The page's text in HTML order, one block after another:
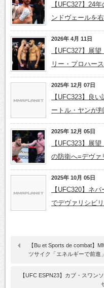
【UFC327】24
ンドヴェールを
2026年 4月 11日
【UFC327】展
リー・プロハー
2025年 12月 07日
【UFC323】良
ートル・ヤンが
2025年 12月 05日
【UFC323】展
の防衛へ=デヴァ
2025年 10月 05日
【UFC320】ネ
でデヴァリシビ
【Bu et Sports de combat】
ツサイク「エネルギーで前
【UFC ESPN23】カブ・スワン